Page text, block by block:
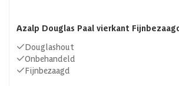
Azalp Douglas Paal vierkant
Douglashout
Onbehandeld
Fijnbezaagd